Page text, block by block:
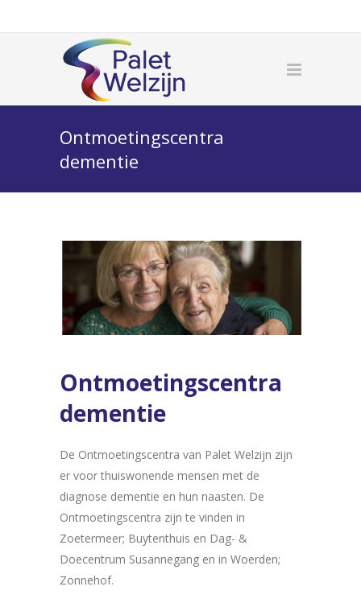
Ontmoetingscentra
dementie
Ontmoetingscentra
dementie
De Ontmoetingscentra van Palet Welzijn zijn
er voor thuiswonende mensen met de
diagnose dementie en hun naasten. De
Ontmoetingscentra zijn te vinden in
Zoetermeer; Buytenthuis en Dag- &
Doecentrum Susannegang en in Woerden;
Zonnehof.